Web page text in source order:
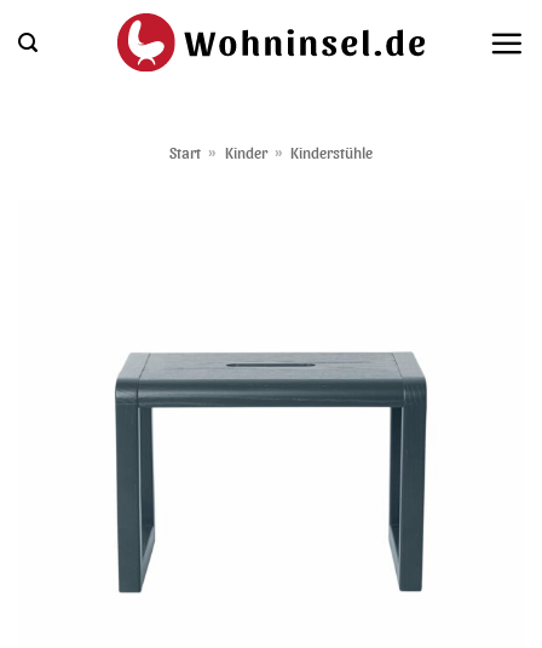
Inhalt
Start » Kinder » Kinderstühle